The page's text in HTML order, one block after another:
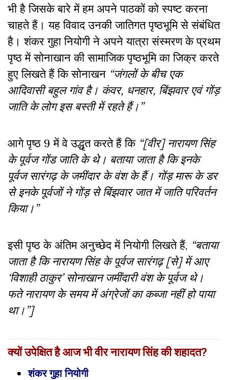
भी है जिसके बारे में हम अपने पाठकों को स्पष्ट करना
चाहते हैं। यह विवाद उनकी जातिगत पृष्ठभूमि से संबंधित
है। शंकर गुहा नियोगी ने अपने यात्रा संस्मरण के प्रथम
पृष्ठ में सोनाखान की सामाजिक पृष्ठभूमि का जिक्र करते
हुए लिखते हैं कि सोनाखन “जंगलों के बीच एक
आदिवासी बहुल गांव है। कंवर, धनहार, बिंझवार एवं गोंड़
जाति के लोग इस बस्ती में रहते हैं।”
आगे पृष्ठ 9 में वे उद्धृत करते हैं कि “[वीर] नारायण सिंह
के पूर्वज गोंड जाति के थे। बताया जाता है कि इनके
पूर्वज सारंगढ़ के जमींदार के वंश के हैं। गोंड़ मारू के डर
से इनके पूर्वजों ने गोंड़ से बिंझवार जात में जाति परिवर्तन
किया।”
इसी पृष्ठ के अंतिम अनुच्छेद में नियोगी लिखते हैं, “बताया
जाता है कि नारायण सिंह के पूर्वज सारंगढ़ [से] में आए
‘विशाही ठाकुर’ सोनाखान जमींदारी वंश के पूर्वज थे।
फते नारायण के समय में अंग्रेजों का कब्जा नहीं हो पाया
था।”]
क्यों उपेक्षित है आज भी वीर नारायण सिंह की शहादत?
शंकर गुहा नियोगी